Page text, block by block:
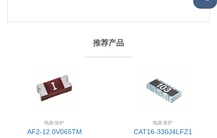
推荐产品
电路保护
AF2-12.0V065TM
电路保护
CAT16-330J4LFZ1